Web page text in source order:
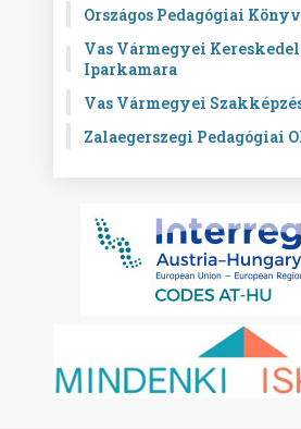
Országos Pedagógiai
Vas Vármegyei
Iparkamara
Vas Vármegyei
Zalaegerszegi Pedagógiai